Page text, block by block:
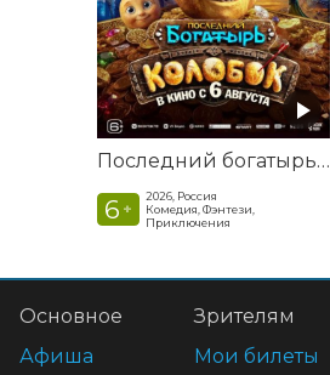
Последний богатырь. Колобок
6 +
2026, Россия
Комедия, Фэнтези,
Приключения
Основное
Афиша
Зрителям
Мои билеты